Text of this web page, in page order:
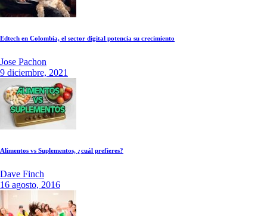
Edtech en Colombia, el sector digital potencia su crecimiento
Jose Pachon
9 diciembre, 2021
Alimentos vs Suplementos, ¿cuál prefieres?
Dave Finch
16 agosto, 2016